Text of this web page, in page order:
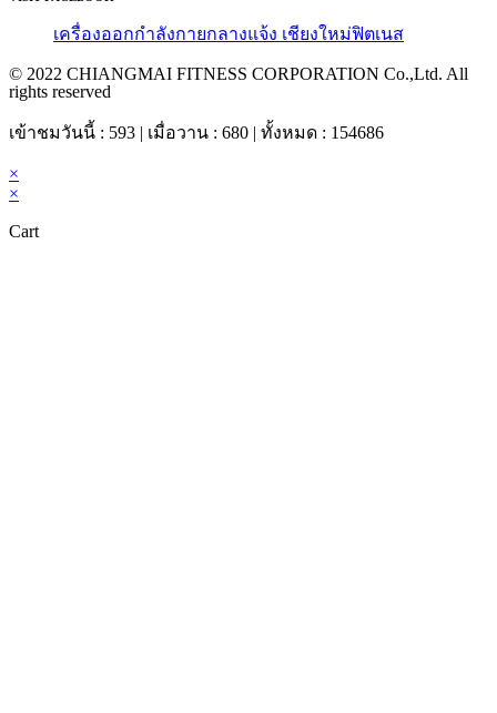
เครื่องออกกำลังกายกลางแจ้ง เชียงใหม่ฟิตเนส
© 2022 CHIANGMAI FITNESS CORPORATION Co.,Ltd. All
rights reserved
เข้าชมวันนี้ : 593 | เมื่อวาน : 680 | ทั้งหมด : 154686
×
×
Cart